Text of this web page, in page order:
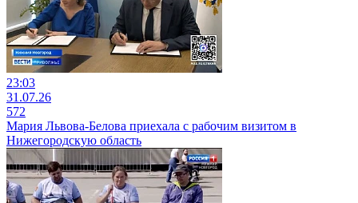
23:03
31.07.26
572
Мария Львова-Белова приехала с рабочим визитом в
Нижегородскую область